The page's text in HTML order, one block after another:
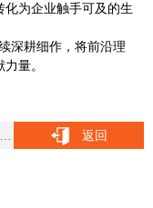
为企业触手可及的生
深耕细作，将前沿理
量。
返回